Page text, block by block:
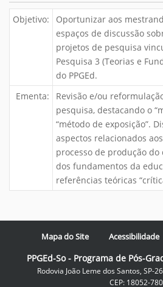
Objetivo:
Oportunizar aos
espaços de discussão
projetos de pesquisa
Pesquisa 3 (Teorias e
do PPGEd.
Ementa:
Revisão e/ou
pesquisa, destacando o
“método de exposição”.
aspectos relacionados
processo de produção
dos fundamentos da
referências teóricas
Mapa do Site Acessibilidade
PPGEd-So - Programa de Pós-
Rodovia João Leme dos Santos, SP-
CEP: 18052-780